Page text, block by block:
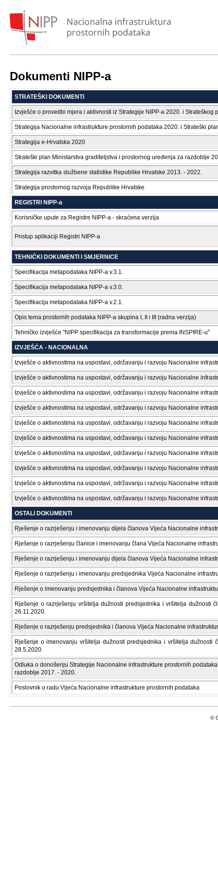
Dokumenti NIPP-a
STRATEŠKI DOKUMENTI
Izvješće o provedbi mjera i aktivnosti iz Strategije NIPP-a 2020. i
Strategija Nacionalne infrastrukture prostornih podataka 2020. i Strateški
Strategija e-Hrvatska 2020
Strateški plan Ministarstva graditeljstva i prostornog uređenja za razdoblje
Strategija razvitka službene statistike Republike Hrvatske 2013. - 2022.
Strategija prostornog razvoja Republike Hrvatske
REGISTRI NIPP-a
Korisničke upute za Registre NIPP-a - skraćena verzija
Pristup aplikaciji Registri NIPP-a
TEHNIČKI DOKUMENTI I SMJERNICE
Specifikacija metapodataka NIPP-a v.3.1.
Specifikacija metapodataka NIPP-a v.3.0.
Specifikacija metapodataka NIPP-a v.2.1.
Opis tema prostornih podataka NIPP-a skupina I, II i III (radna verzija)
Tehničko izvješće "NIPP specifikacija za transformacije prema INSPIRE-u"
IZVJEŠĆA - NACIONALNA
Izvješće o aktivnostima na uspostavi, održavanju i razvoju Nacionalne
Izvješće o aktivnostima na uspostavi, održavanju i razvoju Nacionalne
Izvješće o aktivnostima na uspostavi, održavanju i razvoju Nacionalne
Izvješće o aktivnostima na uspostavi, održavanju i razvoju Nacionalne
Izvješće o aktivnostima na uspostavi, održavanju i razvoju Nacionalne
Izvješće o aktivnostima na uspostavi, održavanju i razvoju Nacionalne
Izvješće o aktivnostima na uspostavi, održavanju i razvoju Nacionalne
Izvješće o aktivnostima na uspostavi, održavanju i razvoju Nacionalne
Izvješće o aktivnostima na uspostavi, održavanju i razvoju Nacionalne
Izvješće o aktivnostima na uspostavi, održavanju i razvoju Nacionalne
OSTALI DOKUMENTI
Rješenje o razrješenju i imenovanju dijela članova Vijeća Nacionalne
Rješenje o razrješenju članice i imenovanju člana Vijeća Nacionalne
Rješenje o razrješenju i imenovanju dijela članova Vijeća Nacionalne
Rješenje o razrješenju i imenovanju predsjednika Vijeća Nacionalne
Rješenje o imenovanju predsjednika i članova Vijeća Nacionalne
Rješenje o razrješenju vršitelja dužnosti predsjednika i vršitelja dužnosti
26.11.2020.
Rješenje o razrješenju predsjednika i članova Vijeća Nacionalne
Rješenje o imenovanju vršitelja dužnosti predsjednika i vršitelja
28.5.2020.
Odluka o donošenju Strategije Nacionalne infrastrukture prostornih
razdoblje 2017. - 2020.
Poslovnik o radu Vijeća Nacionalne infrastrukture prostornih podataka
©